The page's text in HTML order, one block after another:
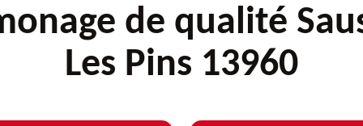
de qualité
Les Pins 13960